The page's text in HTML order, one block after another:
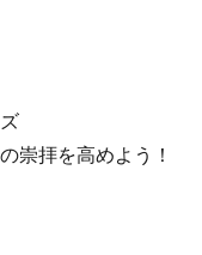
崇拝を高めよう！